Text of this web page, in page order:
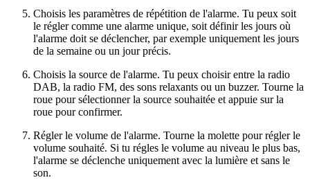
Choisis les paramètres de répétition de l'alarme. Tu peux soit
le régler comme une alarme unique, soit définir les jours où
l'alarme doit se déclencher, par exemple uniquement les jours
de la semaine ou un jour précis.
Choisis la source de l'alarme. Tu peux choisir entre la radio
DAB, la radio FM, des sons relaxants ou un buzzer. Tourne la
roue pour sélectionner la source souhaitée et appuie sur la
roue pour confirmer.
Régler le volume de l'alarme. Tourne la molette pour régler le
volume souhaité. Si tu régles le volume au niveau le plus bas,
l'alarme se déclenche uniquement avec la lumière et sans le
son.